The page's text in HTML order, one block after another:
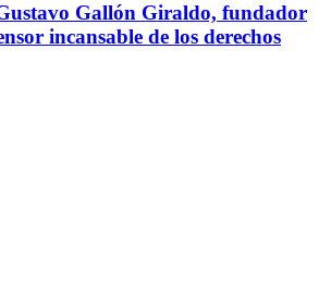
Gallón Giraldo, fundador
incansable de los derechos